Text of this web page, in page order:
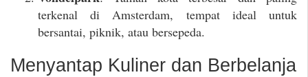
terkenal di Amsterdam, tempat ideal untuk
bersantai, piknik, atau bersepeda.
Menyantap Kuliner dan Berbelanja